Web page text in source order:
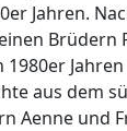
Jahren.
Brüdern
aus dem
Aenne und